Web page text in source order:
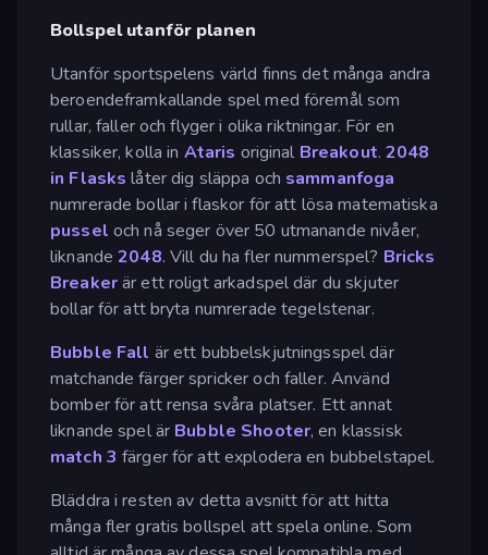
Bollspel utanför planen
Utanför sportspelens värld finns det många andra
beroendeframkallande spel med föremål som
rullar, faller och flyger i olika riktningar. För en
klassiker, kolla in Ataris original Breakout.2048
in Flasks låter dig släppa och sammanfoga
numrerade bollar i flaskor för att lösa matematiska
pussel och nå seger över 50 utmanande nivåer,
liknande2048. Vill du ha fler nummerspel? Bricks
Breakerär ett roligt arkadspel där du skjuter
bollar för att bryta numrerade tegelstenar.
Bubble Fall är ett bubbelskjutningsspel där
matchande färger spricker och faller. Använd
bomber för att rensa svåra platser. Ett annat
liknande spel är Bubble Shooter, en klassisk
match 3 färger för att explodera en bubbelstapel.
Bläddra i resten av detta avsnitt för att hitta
många fler gratis bollspel att spela online. Som